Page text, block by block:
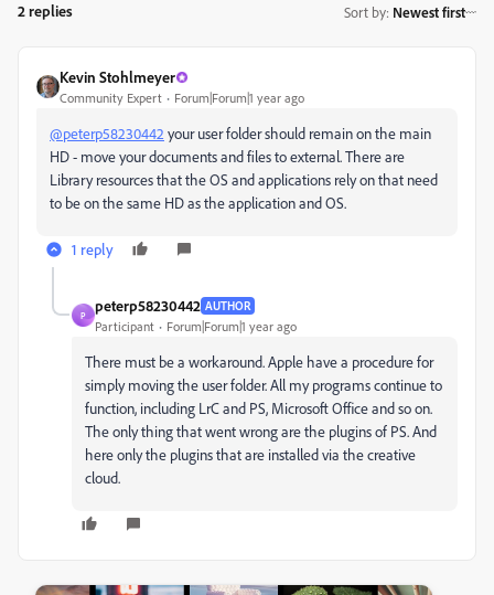
2 replies Sort by: Newest first
Kevin Stohlmeyer
Community Expert Forum|Forum|1 year ago
@peterp58230442 your user folder should remain on the main
HD - move your documents and files to external. There are
Library resources that the OS and applications rely on that need
to be on the same HD as the application and OS.
1 reply
P
peterp58230442 AUTHOR
Participant Forum|Forum|1 year ago
There must be a workaround. Apple have a procedure for
simply moving the user folder. All my programs continue to
function, including LrC and PS, Microsoft Office and so on.
The only thing that went wrong are the plugins of PS. And
here only the plugins that are installed via the creative
cloud.